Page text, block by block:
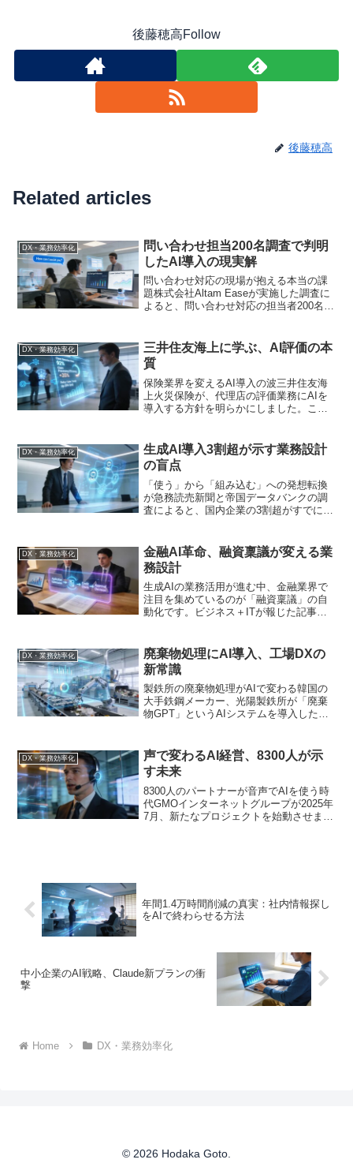
後藤穂高Follow
後藤穂高
Related articles
DX・業務効率化
問い合わせ担当200名調査で判明
したAI導入の現実解
問い合わせ対応の現場が抱える本当の課
題株式会社Altam Easeが実施した調査に
よると、問い合わせ対応の担当者200名の
かになりました。この調査結果は、単な
る「AI...
DX・業務効率化
三井住友海上に学ぶ、AI評価の本
質
保険業界を変えるAI導入の波三井住友海
上火災保険が、代理店の評価業務にAIを
導入する方針を明らかにしました。これ
化・高度化するというものです。一見す
ると単なる業務効率化...
DX・業務効率化
生成AI導入3割超が示す業務設計
の盲点
「使う」から「組み込む」への発想転換
が急務読売新聞と帝国データバンクの調
査によると、国内企業の3割超がすでに業
だけを見れば、日本企業のDXは着実に進
んでいるように映る...
DX・業務効率化
金融AI革命、融資稟議が変える業
務設計
生成AIの業務活用が進む中、金融業界で
注目を集めているのが「融資稟議」の自
動化です。ビジネス＋ITが報じた記事で
務を置き換えられるかが具体的に示され
まし...
DX・業務効率化
廃棄物処理にAI導入、工場DXの
新常識
製鉄所の廃棄物処理がAIで変わる韓国の
大手鉄鋼メーカー、光陽製鉄所が「廃棄
物GPT」というAIシステムを導入したニ
工知能を基盤とした統合案内システムを
構築したとのこと。...
DX・業務効率化
声で変わるAI経営、8300人が示
す未来
8300人のパートナーが音声でAIを使う時
代GMOインターネットグループが2025年
7月、新たなプロジェクトを始動させまし
年間1.4万時間削減の真実：社内情報探し
をAIで終わらせる方法
中小企業のAI戦略、Claude新プランの衝
撃
Home DX・業務効率化
© 2026 Hodaka Goto.